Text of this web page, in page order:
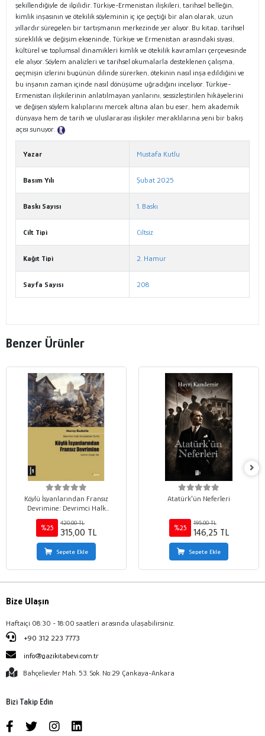
şekillendiğiyle de ilgilidir. Türkiye-Ermenistan ilişkileri, tarihsel belleğin,
kimlik inşasının ve ötekilik söyleminin iç içe geçtiği bir alan olarak, uzun
yıllardır süregelen bir tartışmanın merkezinde yer alıyor. Bu kitap, tarihsel
süreklilik ve değişim ekseninde, Türkiye ve Ermenistan arasındaki siyasi,
kültürel ve toplumsal dinamikleri kimlik ve ötekilik kavramları çerçevesinde
ele alıyor. Söylem analizleri ve tarihsel okumalarla desteklenen çalışma,
geçmişin izlerini bugünün dilinde sürerken, ötekinin nasıl inşa edildiğini ve
bu inşanın zaman içinde nasıl dönüşüme uğradığını inceliyor. Türkiye-
Ermenistan ilişkilerinin anlatılmayan yanlarını, sessizleştirilen hikâyelerini
ve değişen söylem kalıplarını mercek altına alan bu eser, hem akademik
dünyaya hem de tarih ve uluslararası ilişkiler meraklılarına yeni bir bakış
açısı sunuyor.
Yazar Mustafa Kutlu
Basım Yılı Şubat 2025
Baskı Sayısı 1. Baskı
Cilt Tipi Ciltsiz
Kağıt Tipi 2. Hamur
Sayfa Sayısı 208
Benzer Ürünler
Köylü İsyanlarından Fransız
Devrimine: Devrimci Halk
Hareketleri Tarihi 1
%25
420,00 TL
315,00 TL
Sepete Ekle
Atatürk'ün Neferleri
%25
195,00 TL
146,25 TL
Sepete Ekle
Bize Ulaşın
Haftaiçi 08:30 - 18:00 saatleri arasında ulaşabilirsiniz.
+90 312 223 7773
info@gazikitabevi.com.tr
Bahçelievler Mah. 53. Sok. No:29 Çankaya-Ankara
Bizi Takip Edin